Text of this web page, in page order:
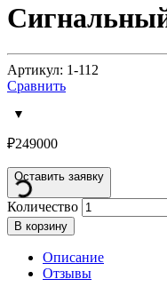
Артикул: 1-112
Сравнить
₽249000
Оставить заявку
Количество
В корзину
Описание
Отзывы